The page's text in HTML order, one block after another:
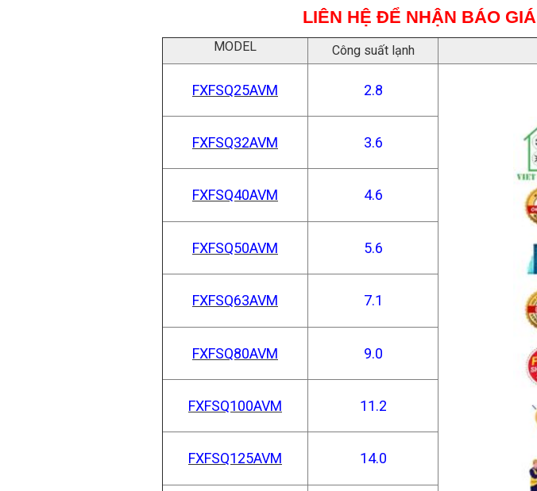
LIÊN HỆ ĐỂ NHẬN BÁO GIÁ
MODEL Công suất lạnh
FXFSQ25AVM 2.8
FXFSQ32AVM 3.6
FXFSQ40AVM 4.6
FXFSQ50AVM 5.6
FXFSQ63AVM 7.1
FXFSQ80AVM 9.0
FXFSQ100AVM 11.2
FXFSQ125AVM 14.0